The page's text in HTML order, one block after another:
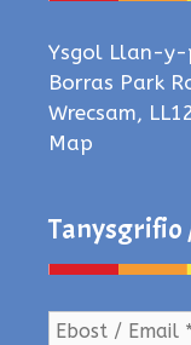
Ysgol Llan-
Borras Park
Wrecsam,
Map
Tanysgrifio